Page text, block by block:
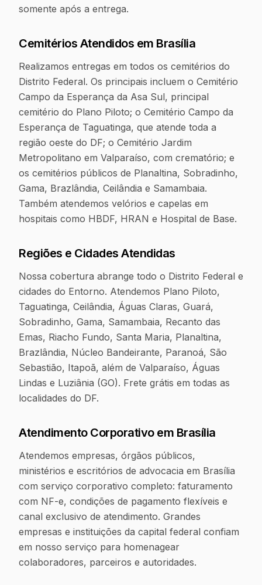
somente após a entrega.
Cemitérios Atendidos em Brasília
Realizamos entregas em todos os cemitérios do
Distrito Federal. Os principais incluem o Cemitério
Campo da Esperança da Asa Sul, principal
cemitério do Plano Piloto; o Cemitério Campo da
Esperança de Taguatinga, que atende toda a
região oeste do DF; o Cemitério Jardim
Metropolitano em Valparaíso, com crematório; e
os cemitérios públicos de Planaltina, Sobradinho,
Gama, Brazlândia, Ceilândia e Samambaia.
Também atendemos velórios e capelas em
hospitais como HBDF, HRAN e Hospital de Base.
Regiões e Cidades Atendidas
Nossa cobertura abrange todo o Distrito Federal e
cidades do Entorno. Atendemos Plano Piloto,
Taguatinga, Ceilândia, Águas Claras, Guará,
Sobradinho, Gama, Samambaia, Recanto das
Emas, Riacho Fundo, Santa Maria, Planaltina,
Brazlândia, Núcleo Bandeirante, Paranoá, São
Sebastião, Itapoã, além de Valparaíso, Águas
Lindas e Luziânia (GO). Frete grátis em todas as
localidades do DF.
Atendimento Corporativo em Brasília
Atendemos empresas, órgãos públicos,
ministérios e escritórios de advocacia em Brasília
com serviço corporativo completo: faturamento
com NF-e, condições de pagamento flexíveis e
canal exclusivo de atendimento. Grandes
empresas e instituições da capital federal confiam
em nosso serviço para homenagear
colaboradores, parceiros e autoridades.